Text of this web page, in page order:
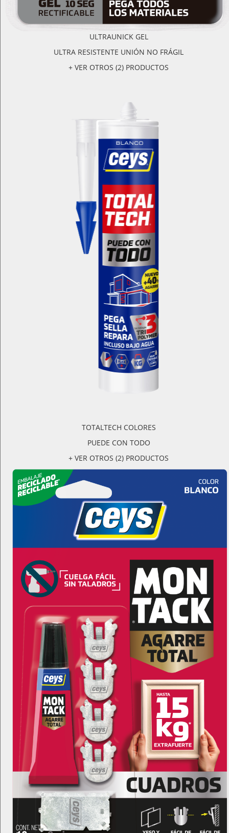
ULTRAUNICK GEL
ULTRA RESISTENTE UNIÓN NO FRÁGIL
+ VER OTROS (2) PRODUCTOS
TOTALTECH COLORES
PUEDE CON TODO
+ VER OTROS (2) PRODUCTOS